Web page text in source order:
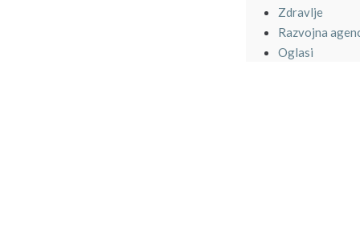
Zdravlje
Razvojna
Oglasi